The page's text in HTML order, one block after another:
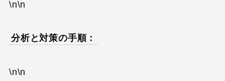
\n\n
分析と対策の手順：
\n\n